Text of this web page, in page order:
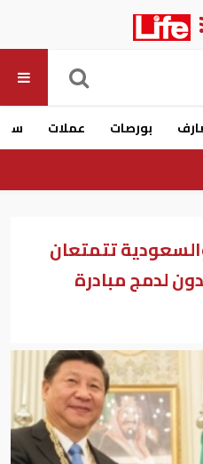
بورصات عملات
تتمتعان
لدمج مبادرة